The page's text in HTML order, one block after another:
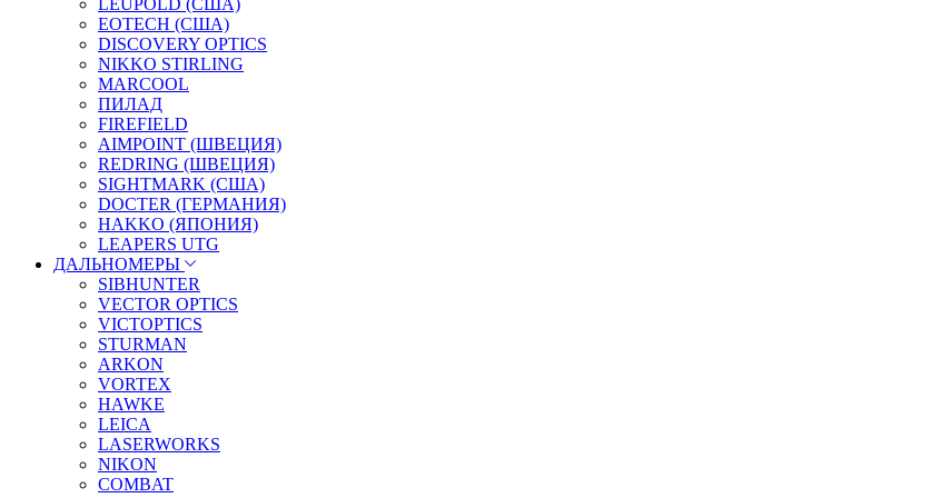
LEUPOLD (США)
EOTECH (США)
DISCOVERY OPTICS
NIKKO STIRLING
MARCOOL
ПИЛАД
FIREFIELD
AIMPOINT (ШВЕЦИЯ)
REDRING (ШВЕЦИЯ)
SIGHTMARK (США)
DOCTER (ГЕРМАНИЯ)
HAKKO (ЯПОНИЯ)
LEAPERS UTG
ДАЛЬНОМЕРЫ
SIBHUNTER
VECTOR OPTICS
VICTOPTICS
STURMAN
ARKON
VORTEX
HAWKE
LEICA
LASERWORKS
NIKON
COMBAT